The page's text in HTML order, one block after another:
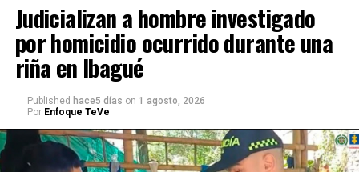
Judicializan a hombre investigado
por homicidio ocurrido durante una
riña en Ibagué
Published hace5 días on 1 agosto, 2026
Por Enfoque TeVe